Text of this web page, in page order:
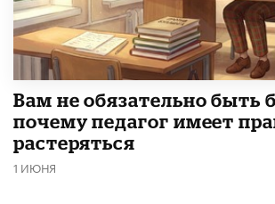
​Вам не обязательно быть
почему педагог имеет
растеряться
1 ИЮНЯ